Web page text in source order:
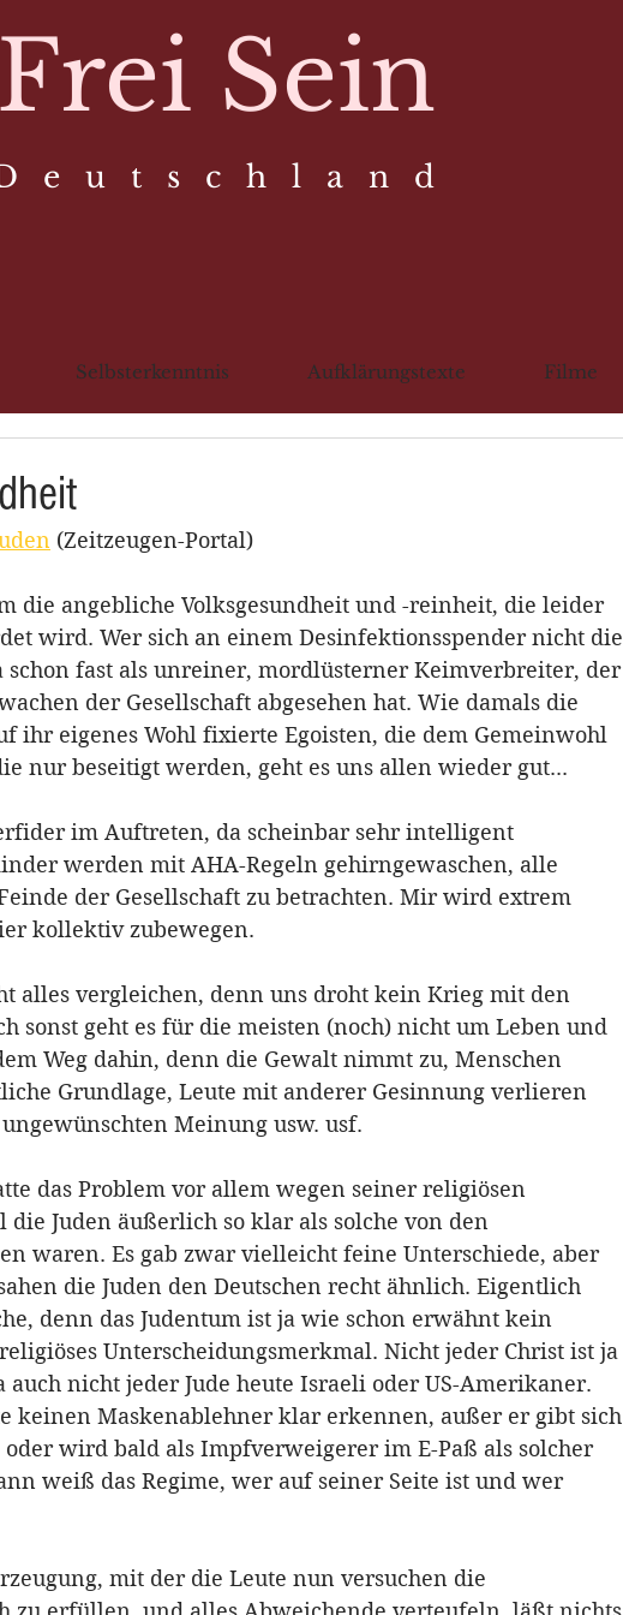
Frei Sein
e u t s c h l a n d
Selbsterkenntnis Aufklärungstexte Filme
(Zeitzeugen-Portal)
die angebliche Volksgesundheit und -reinheit, die leider
wird. Wer sich an einem Desinfektionsspender nicht die
fast als unreiner, mordlüsterner Keimverbreiter, der
der Gesellschaft abgesehen hat. Wie damals die
ihr eigenes Wohl fixierte Egoisten, die dem Gemeinwohl
nur beseitigt werden, geht es uns allen wieder gut...
im Auftreten, da scheinbar sehr intelligent
werden mit AHA-Regeln gehirngewaschen, alle
der Gesellschaft zu betrachten. Mir wird extrem
kollektiv zubewegen.
alles vergleichen, denn uns droht kein Krieg mit den
sonst geht es für die meisten (noch) nicht um Leben und
Weg dahin, denn die Gewalt nimmt zu, Menschen
Grundlage, Leute mit anderer Gesinnung verlieren
Meinung usw. usf.
das Problem vor allem wegen seiner religiösen
Juden äußerlich so klar als solche von den
waren. Es gab zwar vielleicht feine Unterschiede, aber
die Juden den Deutschen recht ähnlich. Eigentlich
denn das Judentum ist ja wie schon erwähnt kein
Unterscheidungsmerkmal. Nicht jeder Christ ist ja
auch nicht jeder Jude heute Israeli oder US-Amerikaner.
keinen Maskenablehner klar erkennen, außer er gibt sich
wird bald als Impfverweigerer im E-Paß als solcher
weiß das Regime, wer auf seiner Seite ist und wer
mit der die Leute nun versuchen die